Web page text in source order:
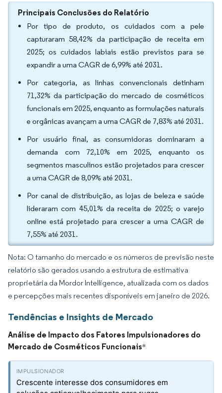
Principais Conclusões do Relatório
Por tipo de produto, os cuidados com a pele
capturaram 58,42% da participação de receita em
2025; os cuidados labiais estão previstos para se
expandir a uma CAGR de 6,99% até 2031.
Por categoria, as linhas convencionais detinham
71,32% da participação do mercado de cosméticos
funcionais em 2025, enquanto as formulações naturais
e orgânicas avançam a uma CAGR de 7,83% até 2031.
Por usuário final, as consumidoras dominaram a
demanda com 72,10% em 2025, enquanto os
segmentos masculinos estão projetados para crescer
a uma CAGR de 8,09% até 2031.
Por canal de distribuição, as lojas de beleza e saúde
lideraram com 45,01% da receita de 2025; o varejo
online está projetado para crescer a uma CAGR de
7,55% até 2031.
Nota: O tamanho do mercado e os números de previsão neste
relatório são gerados usando a estrutura de estimativa
proprietária da Mordor Intelligence, atualizada com os dados
e percepções mais recentes disponíveis em janeiro de 2026.
Tendências e Insights de Mercado
Análise de Impacto dos Fatores Impulsionadores do
Mercado de Cosméticos Funcionais*
Crescente interesse dos consumidores em